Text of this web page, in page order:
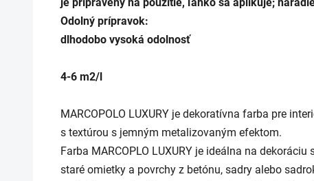
Odolný prípravok:
dlhodobo vysoká odolnosť
4-6 m2/l
MARCOPOLO LUXURY je dekoratívna farba pre
s textúrou s jemným metalizovaným efektom.
Farba MARCOPLO LUXURY je ideálna na
staré omietky a povrchy z betónu, sadry alebo